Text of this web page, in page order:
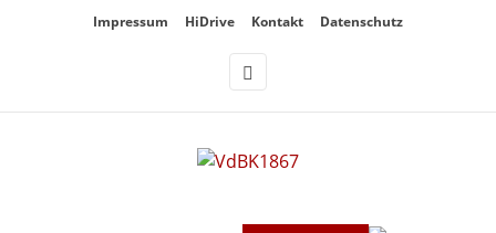
ÜberspringeImpressum HiDrive Kontakt Datenschutz